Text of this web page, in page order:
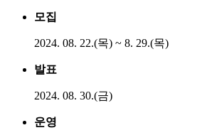
모집
2024. 08. 22.(목) ~ 8. 29.(목)
발표
2024. 08. 30.(금)
운영